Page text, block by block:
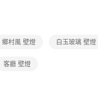
鄉村風 壁燈 白玉玻璃 壁燈
客廳 壁燈